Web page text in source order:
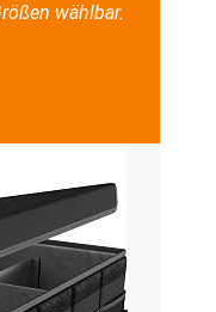
wählbar.